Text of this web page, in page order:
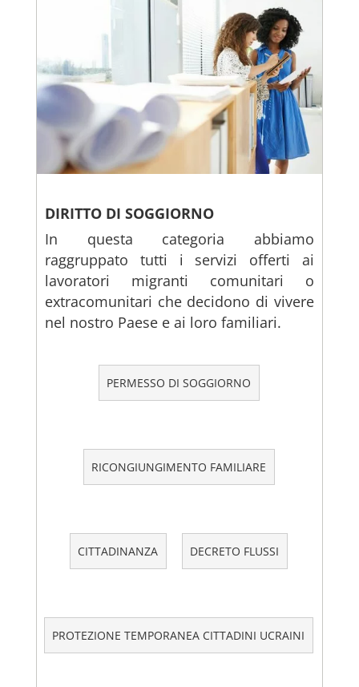
DIRITTO DI SOGGIORNO
In questa categoria abbiamo
raggruppato tutti i servizi offerti ai
lavoratori migranti comunitari o
extracomunitari che decidono di vivere
nel nostro Paese e ai loro familiari.
PERMESSO DI SOGGIORNO
RICONGIUNGIMENTO FAMILIARE
CITTADINANZA DECRETO FLUSSI
PROTEZIONE TEMPORANEA CITTADINI UCRAINI